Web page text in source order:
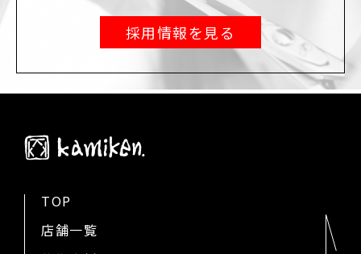
採用情報を見る
TOP
店舗一覧